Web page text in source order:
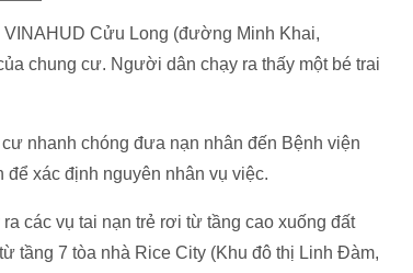
Cửu Long (đường Minh Khai,
chung cư. Người dân chạy ra thấy một bé trai
nhanh chóng đưa nạn nhân đến Bệnh viện
xác định nguyên nhân vụ việc.
các vụ tai nạn trẻ rơi từ tầng cao xuống đất
tầng 7 tòa nhà Rice City (Khu đô thị Linh Đàm,